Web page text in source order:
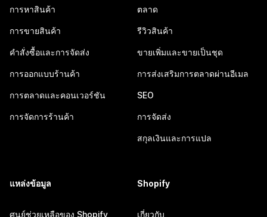
การหาสินค้า
การขายสินค้า
คำสั่งซื้อและการจัดส่ง
การออกแบบร้านค้า
การตลาดและคอนเวอร์ชัน
การจัดการร้านค้า
ตลาด
รีวิวสินค้า
ขายเพิ่มและขายเป็นชุด
การส่งเสริมการตลาดผ่านอีเมล
SEO
การจัดส่ง
สกุลเงินและการแปล
แหล่งข้อมูล
ศูนย์ช่วยเหลือของ Shopify
Shopify
เกี่ยวกับ